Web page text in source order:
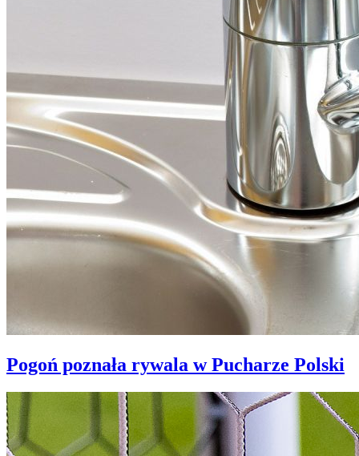
Pogoń poznała rywala w Pucharze Polski